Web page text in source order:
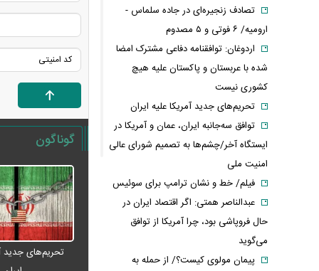
گوناگون
تحریم‌های جدید
تصادف زنجیره‌ای در جاده سلماس -
ارومیه/ ۶ فوتی و ۵ مصدوم
اردوغان: توافقنامه دفاعی مشترک امضا
شده با عربستان و پاکستان علیه هیچ
کشوری نیست
تحریم‌های جدید آمریکا علیه ایران
توافق سه‌جانبه ایران، عمان و آمریکا در
ایستگاه آخر/چشم‌ها به تصمیم شورای عالی
امنیت ملی
فیلم/ خط و نشان ترامپ برای سوئیس
عبدالناصر همتی: اگر اقتصاد ایران در
حال فروپاشی بود، چرا آمریکا از توافق
می‌گوید
پیمان مولوی کیست؟/ از حمله به